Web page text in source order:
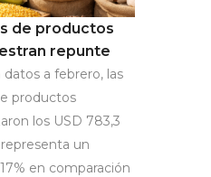
de productos
repunte
a febrero, las
productos
los USD 783,3
un
en comparación